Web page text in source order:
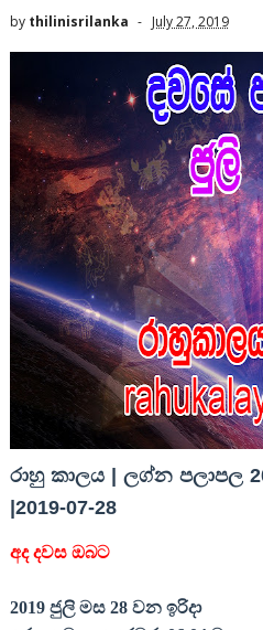
by thilinisrilanka July 27, 2019
රාහු කාලය | ලග්න පලාපල
|2019-07-28
අද දවස ඔබට
2019 ජුලිමස 28වන ඉරිදා